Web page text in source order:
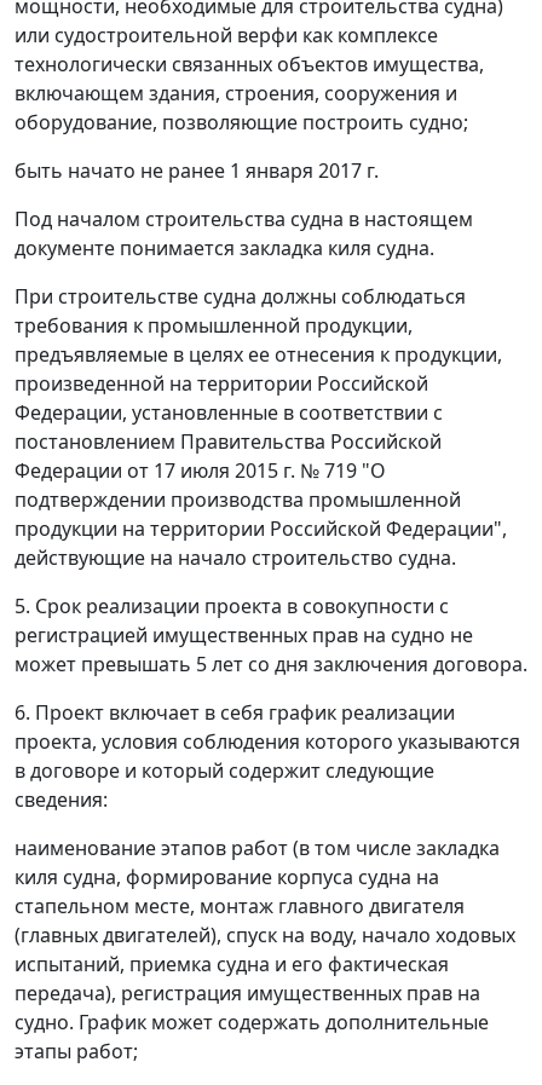
мощности, необходимые для строительства судна)
или судостроительной верфи как комплексе
технологически связанных объектов имущества,
включающем здания, строения, сооружения и
оборудование, позволяющие построить судно;
быть начато не ранее 1 января 2017 г.
Под началом строительства судна в настоящем
документе понимается закладка киля судна.
При строительстве судна должны соблюдаться
требования к промышленной продукции,
предъявляемые в целях ее отнесения к продукции,
произведенной на территории Российской
Федерации, установленные в соответствии с
постановлением Правительства Российской
Федерации от 17 июля 2015 г. № 719 "О
подтверждении производства промышленной
продукции на территории Российской Федерации",
действующие на начало строительство судна.
5. Срок реализации проекта в совокупности с
регистрацией имущественных прав на судно не
может превышать 5 лет со дня заключения договора.
6. Проект включает в себя график реализации
проекта, условия соблюдения которого указываются
в договоре и который содержит следующие
сведения:
наименование этапов работ (в том числе закладка
киля судна, формирование корпуса судна на
стапельном месте, монтаж главного двигателя
(главных двигателей), спуск на воду, начало ходовых
испытаний, приемка судна и его фактическая
передача), регистрация имущественных прав на
судно. График может содержать дополнительные
этапы работ;